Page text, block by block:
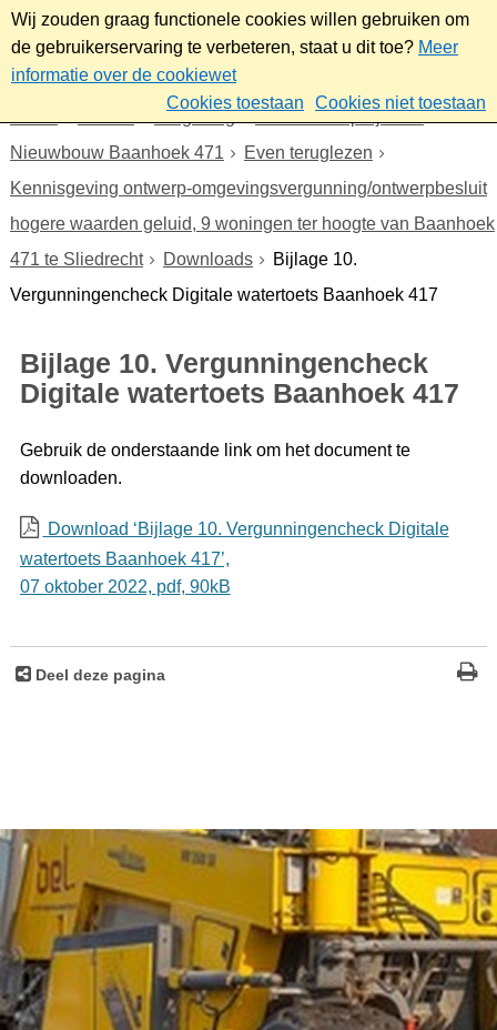
Wij zouden graag functionele cookies willen gebruiken om
de gebruikerservaring te verbeteren, staat u dit toe? Meer
informatie over de cookiewet
Cookies toestaan
Cookies niet toestaan
Omgeving
Plannen en projecten
Nieuwbouw Baanhoek 471
Even teruglezen
Kennisgeving ontwerp-omgevingsvergunning/ontwerpbesluit
hogere waarden geluid, 9 woningen ter hoogte van Baanhoek
471 te Sliedrecht
Downloads
Bijlage 10.
Vergunningencheck Digitale watertoets Baanhoek 417
Bijlage 10. Vergunningencheck
Digitale watertoets Baanhoek 417
Gebruik de onderstaande link om het document te
downloaden.
Download ‘Bijlage 10. Vergunningencheck Digitale
watertoets Baanhoek 417’,
07 oktober 2022, pdf, 90kB
Deel deze pagina